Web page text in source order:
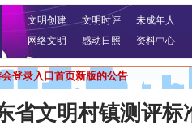
文明创建 文明时评
未成年人
网络文明
感动日照 资料中心
登录入口首页新版的公告
省文明村镇测评标